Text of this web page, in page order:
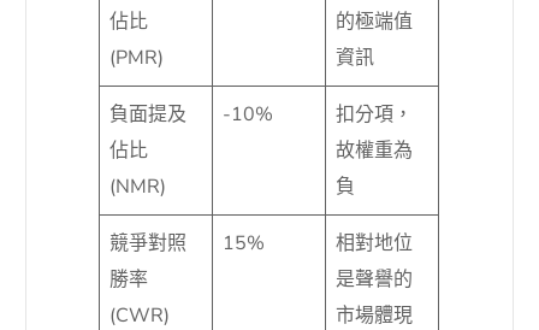
佔比
(PMR)
的極端值
資訊
負面提及
佔比
(NMR)
-10%
扣分項，
故權重為
負
競爭對照
勝率
(CWR)
15%
相對地位
是聲譽的
市場體現